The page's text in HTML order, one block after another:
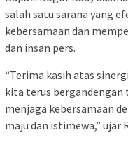
salah satu sarana yang
kebersamaan dan
dan insan pers.
“Terima kasih atas
kita terus
menjaga kebersamaan
maju dan istimewa,” ujar